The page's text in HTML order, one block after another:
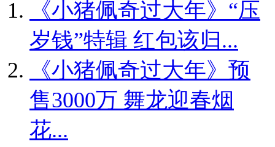
《小猪佩奇过大年》“压
岁钱”特辑 红包该归...
《小猪佩奇过大年》预
售3000万 舞龙迎春烟
花...